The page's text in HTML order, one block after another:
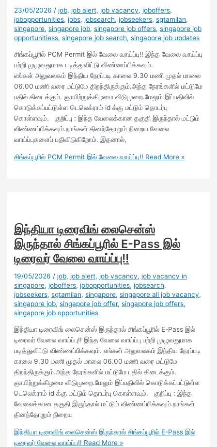
23/05/2026 /job,job alert,job vacancy,joboffers,
jobopportunities,jobs,jobsearch,jobseekers,sgtamilan,
singapore,singapore job,singapore job offers,singapore job
opportunitiess,singapore job search,singapore job updates
சிங்கப்பூரில் PCM Permit இல் வேலை வாய்ப்பு!! இந்த வேலை வாய்ப்பு
பற்றி முழுவதுமாக படித்துவிட்டு விண்ணப்பிக்கவும்.
எங்கள் அலுவலகம் இந்திய நேரப்படி காலை 9.30 மணி முதல் மாலை
06.00 மணி வரை மட்டுமே திறந்திருக்கும்.அந்த நேரங்களில் மட்டுமே
பதில் கிடைக்கும். ஞாயிற்றுக்கிழமை விடுமுறை.மேலும் இப்பதிவில்
கொடுக்கப்பட்டுள்ள டெலெக்ராம் id க்கு மட்டும் தொடர்பு
கொள்ளவும். குறிப்பு : இந்த வேலைக்கான தகுதி இருந்தால் மட்டும்
விண்ணப்பிக்கவும்.நாங்கள் தினந்தோறும் நிறைய வேலை
வாய்ப்புகளைப் பதிவிடுகிறோம். இதனால்,
சிங்கப்பூரில் PCM Permit இல் வேலை வாய்ப்பு!! Read More »
இந்தியா டிரைவிங் லைசென்ஸ்
இருந்தால் சிங்கப்பூரில் E-Pass இல்
டிரைவர் வேலை வாய்ப்பு!!
19/05/2026 /job,job alert,job vacancy,job vacancy in
singapore,joboffers,jobopportunities,jobsearch,
jobseekers,sgtamilan,singapore,singapore all job vacancy,
singapore job,singapore job offer,singapore job offers,
singapore job opportunities
இந்தியா டிரைவிங் லைசென்ஸ் இருந்தால் சிங்கப்பூரில் E-Pass இல்
டிரைவர் வேலை வாய்ப்பு!! இந்த வேலை வாய்ப்பு பற்றி முழுவதுமாக
படித்துவிட்டு விண்ணப்பிக்கவும். எங்கள் அலுவலகம் இந்திய நேரப்படி
காலை 9.30 மணி முதல் மாலை 06.00 மணி வரை மட்டுமே
திறந்திருக்கும்.அந்த நேரங்களில் மட்டுமே பதில் கிடைக்கும்.
ஞாயிற்றுக்கிழமை விடுமுறை.மேலும் இப்பதிவில் கொடுக்கப்பட்டுள்ள
டெலெக்ராம் id க்கு மட்டும் தொடர்பு கொள்ளவும். குறிப்பு : இந்த
வேலைக்கான தகுதி இருந்தால் மட்டும் விண்ணப்பிக்கவும்.நாங்கள்
தினந்தோறும் நிறைய
இந்தியா டிரைவிங் லைசென்ஸ் இருந்தால் சிங்கப்பூரில் E-Pass இல்
டிரைவர் வேலை வாய்ப்பு!! Read More »